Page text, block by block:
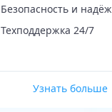
Безопасность и
Техподдержка 24/7
Узнать больше